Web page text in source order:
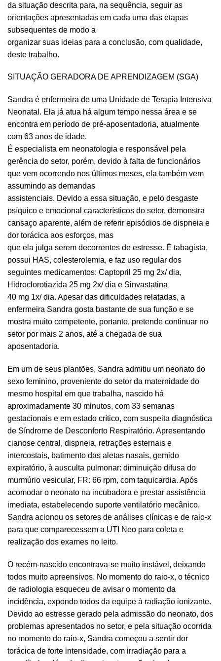
da situação descrita para, na sequência, seguir as
orientações apresentadas em cada uma das etapas
subsequentes de modo a
organizar suas ideias para a conclusão, com qualidade,
deste trabalho.
SITUAÇÃO GERADORA DE APRENDIZAGEM (SGA)
Sandra é enfermeira de uma Unidade de Terapia Intensiva
Neonatal. Ela já atua há algum tempo nessa área e se
encontra em período de pré-aposentadoria, atualmente
com 63 anos de idade.
É especialista em neonatologia e responsável pela
gerência do setor, porém, devido à falta de funcionários
que vem ocorrendo nos últimos meses, ela também vem
assumindo as demandas
assistenciais. Devido a essa situação, e pelo desgaste
psíquico e emocional característicos do setor, demonstra
cansaço aparente, além de referir episódios de dispneia e
dor torácica aos esforços, mas
que ela julga serem decorrentes de estresse. É tabagista,
possui HAS, colesterolemia, e faz uso regular dos
seguintes medicamentos: Captopril 25 mg 2x/ dia,
Hidroclorotiazida 25 mg 2x/ dia e Sinvastatina
40 mg 1x/ dia. Apesar das dificuldades relatadas, a
enfermeira Sandra gosta bastante de sua função e se
mostra muito competente, portanto, pretende continuar no
setor por mais 2 anos, até a chegada de sua
aposentadoria.
Em um de seus plantões, Sandra admitiu um neonato do
sexo feminino, proveniente do setor da maternidade do
mesmo hospital em que trabalha, nascido há
aproximadamente 30 minutos, com 33 semanas
gestacionais e em estado crítico, com suspeita diagnóstica
de Síndrome de Desconforto Respiratório. Apresentando
cianose central, dispneia, retrações esternais e
intercostais, batimento das aletas nasais, gemido
expiratório, à ausculta pulmonar: diminuição difusa do
murmúrio vesicular, FR: 66 rpm, com taquicardia. Após
acomodar o neonato na incubadora e prestar assistência
imediata, estabelecendo suporte ventilatório mecânico,
Sandra acionou os setores de análises clínicas e de raio-x
para que comparecessem a UTI Neo para coleta e
realização dos exames no leito.
O recém-nascido encontrava-se muito instável, deixando
todos muito apreensivos. No momento do raio-x, o técnico
de radiologia esqueceu de avisar o momento da
incidência, expondo todos da equipe à radiação ionizante.
Devido ao estresse gerado pela admissão do neonato, dos
problemas apresentados no setor, e pela situação ocorrida
no momento do raio-x, Sandra começou a sentir dor
torácica de forte intensidade, com irradiação para a